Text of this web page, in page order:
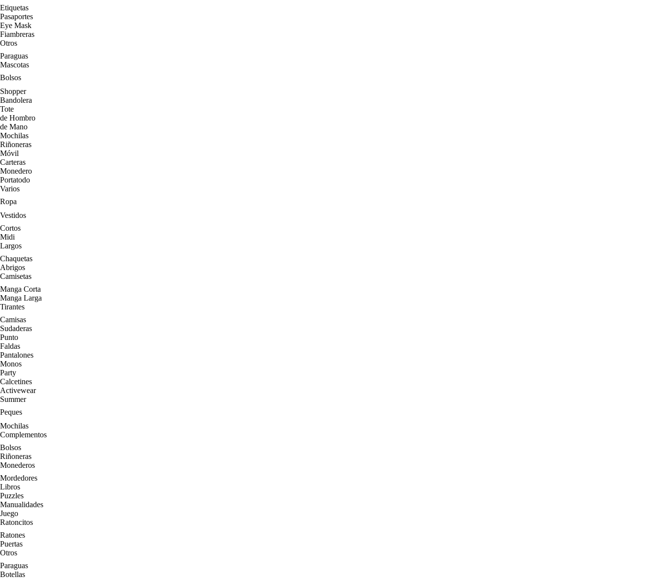
Etiquetas
Pasaportes
Eye Mask
Fiambreras
Otros
Paraguas
Mascotas
Bolsos
Shopper
Bandolera
Tote
de Hombro
de Mano
Mochilas
Riñoneras
Móvil
Carteras
Monedero
Portatodo
Varios
Ropa
Vestidos
Cortos
Midi
Largos
Chaquetas
Abrigos
Camisetas
Manga Corta
Manga Larga
Tirantes
Camisas
Sudaderas
Punto
Faldas
Pantalones
Monos
Party
Calcetines
Activewear
Summer
Peques
Mochilas
Complementos
Bolsos
Riñoneras
Monederos
Mordedores
Libros
Puzzles
Manualidades
Juego
Ratoncitos
Ratones
Puertas
Otros
Paraguas
Botellas